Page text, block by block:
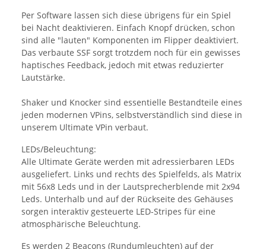
Per Software lassen sich diese übrigens für ein Spiel
bei Nacht deaktivieren. Einfach Knopf drücken, schon
sind alle "lauten" Komponenten im Flipper deaktiviert.
Das verbaute SSF sorgt trotzdem noch für ein gewisses
haptisches Feedback, jedoch mit etwas reduzierter
Lautstärke.
Shaker und Knocker sind essentielle Bestandteile eines
jeden modernen VPins, selbstverständlich sind diese in
unserem Ultimate VPin verbaut.
LEDs/Beleuchtung:
Alle Ultimate Geräte werden mit adressierbaren LEDs
ausgeliefert. Links und rechts des Spielfelds, als Matrix
mit 56x8 Leds und in der Lautsprecherblende mit 2x94
Leds. Unterhalb und auf der Rückseite des Gehäuses
sorgen interaktiv gesteuerte LED-Stripes für eine
atmosphärische Beleuchtung.
Es werden 2 Beacons (Rundumleuchten) auf der